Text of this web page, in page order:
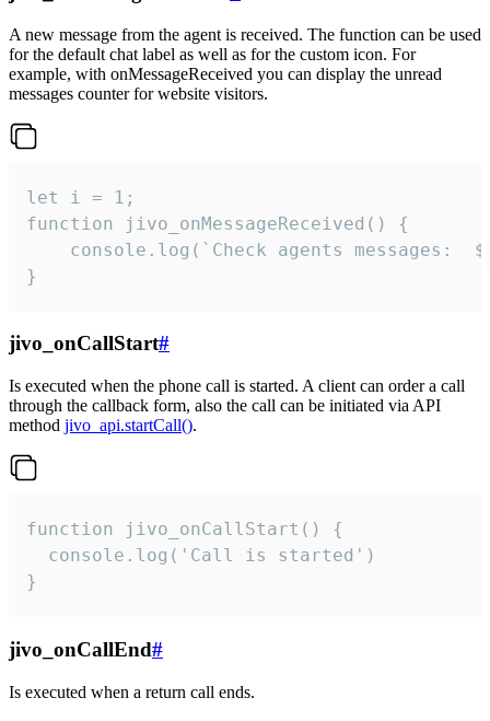
A new message from the agent is received. The function can be used
for the default chat label as well as for the custom icon. For
example, with onMessageReceived you can display the unread
messages counter for website visitors.
let i = 1;
function jivo_onMessageReceived() {
}
jivo_onCallStart#
Is executed when the phone call is started. A client can order a call
through the callback form, also the call can be initiated via API
method jivo_api.startCall().
function jivo_onCallStart() {
  console.log('Call is started')
}
jivo_onCallEnd#
Is executed when a return call ends.